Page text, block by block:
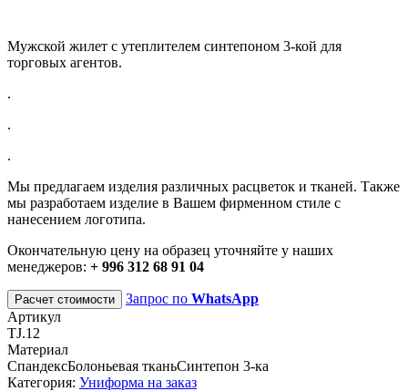
Мужской жилет с утеплителем синтепоном 3-кой для
торговых агентов.
.
.
.
Мы предлагаем изделия различных расцветок и тканей. Также
мы разработаем изделие в Вашем фирменном стиле с
нанесением логотипа.
Окончательную цену на образец уточняйте у наших
менеджеров: + 996 312 68 91 04
Расчет стоимости Запрос по WhatsApp
Артикул
TJ.12
Материал
СпандексБолоньевая тканьСинтепон 3-ка
Категория: Униформа на заказ